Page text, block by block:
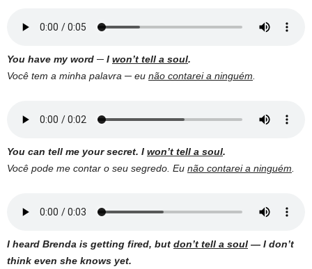
You have my word ─ I won’t tell a soul.
Você tem a minha palavra ─ eu não contarei a ninguém
You can tell me your secret. I won’t tell a soul.
Você pode me contar o seu segredo. Eu não contarei a ninguém
I heard Brenda is getting fired, but don’t tell a soul — I don’t
think even she knows yet.